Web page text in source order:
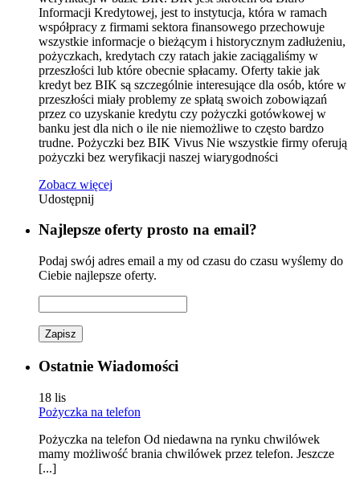
Informacji Kredytowej, jest to instytucja, która w ramach
współpracy z firmami sektora finansowego przechowuje
wszystkie informacje o bieżącym i historycznym zadłużeniu,
pożyczkach, kredytach czy ratach jakie zaciągaliśmy w
przeszłości lub które obecnie spłacamy. Oferty takie jak
kredyt bez BIK są szczególnie interesujące dla osób, które w
przeszłości miały problemy ze spłatą swoich zobowiązań
przez co uzyskanie kredytu czy pożyczki gotówkowej w
banku jest dla nich o ile nie niemożliwe to często bardzo
trudne. Pożyczki bez BIK Vivus Nie wszystkie firmy oferują
pożyczki bez weryfikacji naszej wiarygodności
Zobacz więcej
Udostępnij
Najlepsze oferty prosto na email?
Podaj swój adres email a my od czasu do czasu wyślemy do
Ciebie najlepsze oferty.
Zapisz
Ostatnie Wiadomości
18 lis
Pożyczka na telefon
Pożyczka na telefon Od niedawna na rynku chwilówek
mamy możliwość brania chwilówek przez telefon. Jeszcze
[...]